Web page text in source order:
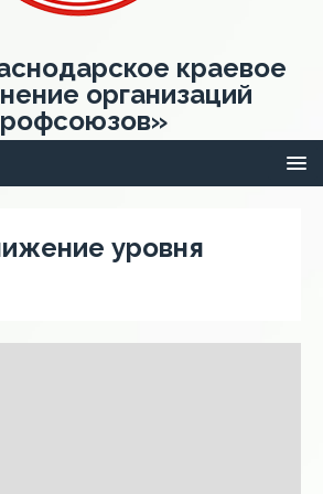
краевое
организаций
уровня